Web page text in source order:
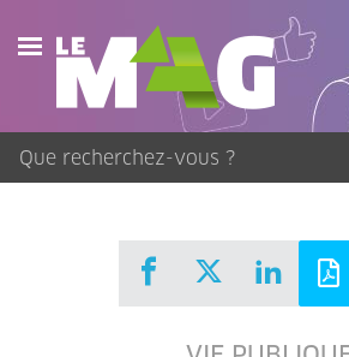
Actualités
Agenda
Publications